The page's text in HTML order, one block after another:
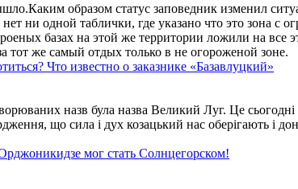
образом статус заповедник изменил
ни одной таблички, где указано что это зона с
базах на этой же территории ложили на все
тот же самый отдых только в не огороженой зоне.
Что известно о заказнике «Базавлуцкий»
назв була назва Великий Луг. Це
що сила і дух козацький нас оберігають і
мог стать Солнцегорском!